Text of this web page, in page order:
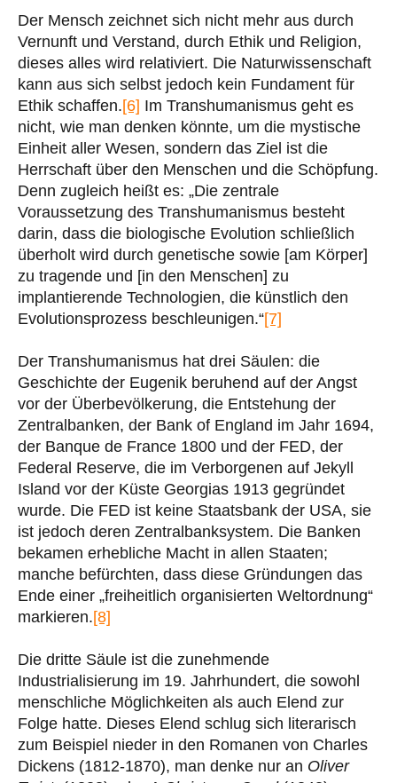
Der Mensch zeichnet sich nicht mehr aus durch
Vernunft und Verstand, durch Ethik und Religion,
dieses alles wird relativiert. Die Naturwissenschaft
kann aus sich selbst jedoch kein Fundament für
Ethik schaffen.[6] Im Transhumanismus geht es
nicht, wie man denken könnte, um die mystische
Einheit aller Wesen, sondern das Ziel ist die
Herrschaft über den Menschen und die Schöpfung.
Denn zugleich heißt es: „Die zentrale
Voraussetzung des Transhumanismus besteht
darin, dass die biologische Evolution schließlich
überholt wird durch genetische sowie [am Körper]
zu tragende und [in den Menschen] zu
implantierende Technologien, die künstlich den
Evolutionsprozess beschleunigen.“[7]
Der Transhumanismus hat drei Säulen: die
Geschichte der Eugenik beruhend auf der Angst
vor der Überbevölkerung, die Entstehung der
Zentralbanken, der Bank of England im Jahr 1694,
der Banque de France 1800 und der FED, der
Federal Reserve, die im Verborgenen auf Jekyll
Island vor der Küste Georgias 1913 gegründet
wurde. Die FED ist keine Staatsbank der USA, sie
ist jedoch deren Zentralbanksystem. Die Banken
bekamen erhebliche Macht in allen Staaten;
manche befürchten, dass diese Gründungen das
Ende einer „freiheitlich organisierten Weltordnung“
markieren.[8]
Die dritte Säule ist die zunehmende
Industrialisierung im 19. Jahrhundert, die sowohl
menschliche Möglichkeiten als auch Elend zur
Folge hatte. Dieses Elend schlug sich literarisch
zum Beispiel nieder in den Romanen von Charles
Dickens (1812-1870), man denke nur an Oliver